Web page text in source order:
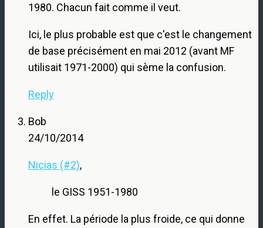
1980. Chacun fait comme il veut.
Ici, le plus probable est que c'est le changement
de base précisément en mai 2012 (avant MF
utilisait 1971-2000) qui sème la confusion.
Reply
Bob
24/10/2014
Nicias (#2),
le GISS 1951-1980
En effet. La période la plus froide, ce qui donne